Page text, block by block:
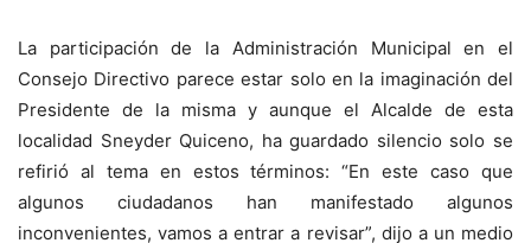
La participación de la Administración Municipal en el
Consejo Directivo parece estar solo en la imaginación del
Presidente de la misma y aunque el Alcalde de esta
localidad Sneyder Quiceno, ha guardado silencio solo se
refirió al tema en estos términos: “En este caso que
algunos ciudadanos han manifestado algunos
inconvenientes, vamos a entrar a revisar”, dijo a un medio